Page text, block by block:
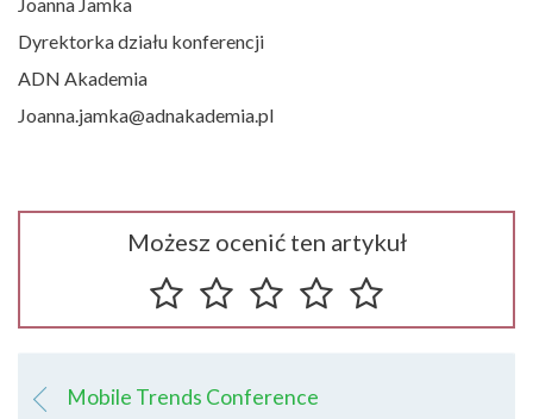
Dyrektorka działu konferencji
ADN Akademia
Joanna.jamka@adnakademia.pl
Możesz ocenić ten artykuł
Mobile Trends Conference